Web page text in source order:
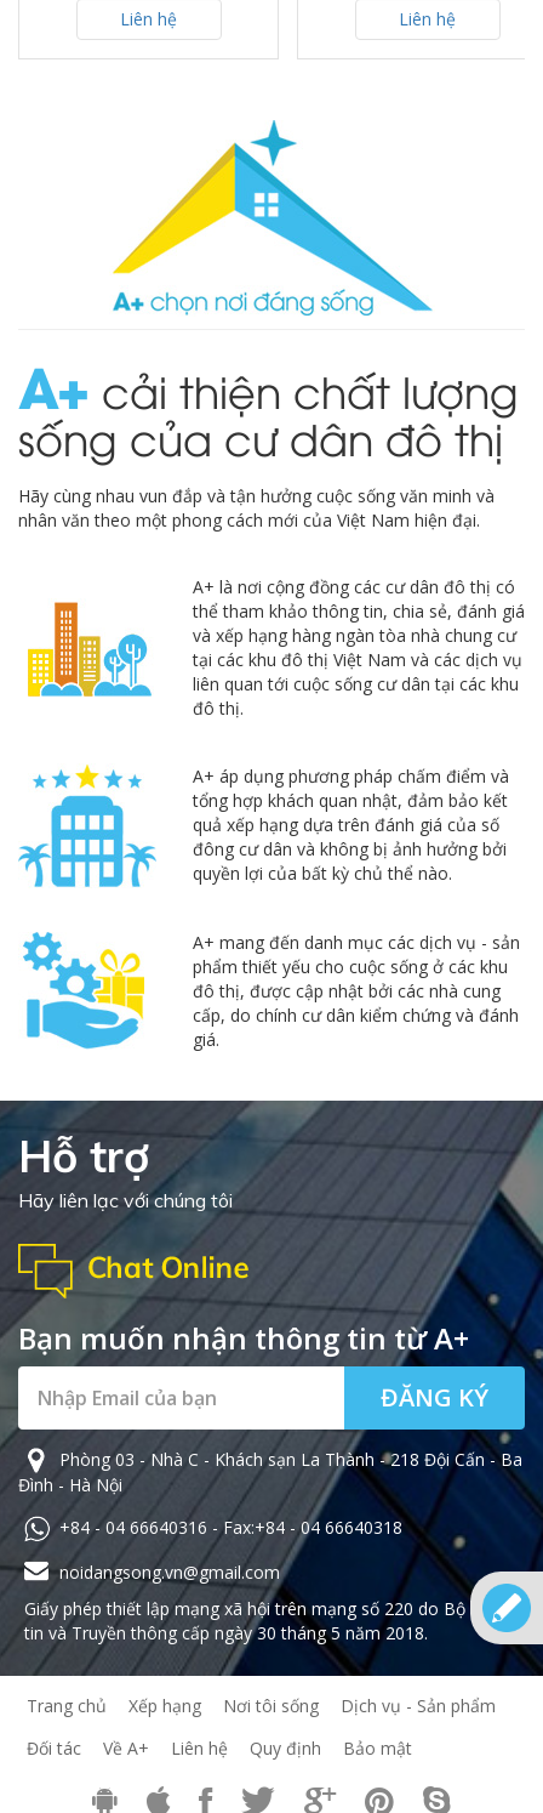
Liên hệ Liên hệ
A
cải thiện chất lượng
sống của cư dân đô thị
Hãy cùng nhau vun đắp và tận hưởng cuộc sống văn minh và
nhân văn theo một phong cách mới của Việt Nam hiện đại.
A+ là nơi cộng đồng các cư dân đô thị có
thể tham khảo thông tin, chia sẻ, đánh giá
và xếp hạng hàng ngàn tòa nhà chung cư
tại các khu đô thị Việt Nam và các dịch vụ
liên quan tới cuộc sống cư dân tại các khu
đô thị.
A+ áp dụng phương pháp chấm điểm và
tổng hợp khách quan nhật, đảm bảo kết
quả xếp hạng dựa trên đánh giá của số
đông cư dân và không bị ảnh hưởng bởi
quyền lợi của bất kỳ chủ thể nào.
A+ mang đến danh mục các dịch vụ - sản
phẩm thiết yếu cho cuộc sống ở các khu
đô thị, được cập nhật bởi các nhà cung
cấp, do chính cư dân kiểm chứng và đánh
giá.
Hỗ trợ
Hãy liên lạc với chúng tôi
Bạn muốn nhận thông tin từ A+
ĐĂNG KÝ
Phòng 03 - Nhà C - Khách sạn La Thành - 218 Đội Cấn - Ba
Đình - Hà Nội
+84 - 04 66640316 - Fax:+84 - 04 66640318
noidangsong.vn@gmail.com
Giấy phép thiết lập mạng xã hội trên mạng số 220 do Bộ Thông
tin và Truyền thông cấp ngày 30 tháng 5 năm 2018.
Trang chủ Xếp hạng Nơi tôi sống
Dịch vụ - Sản phẩm
Đối tác
Về A+ Liên hệ Quy định Bảo mật